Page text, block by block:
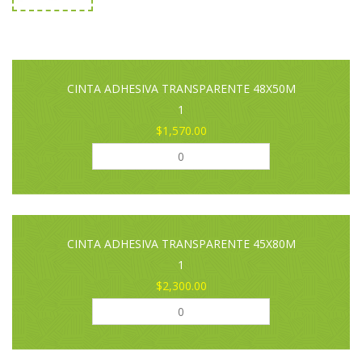
CINTA ADHESIVA TRANSPARENTE 48X50M
1
$1,570.00
CINTA ADHESIVA TRANSPARENTE 45X80M
1
$2,300.00